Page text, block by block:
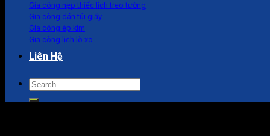
Gia công nẹp thiếc lịch treo tường
Gia công dán túi giấy
Gia công ép kim
Gia công lịch lò xo
Liên Hệ
Search
for: